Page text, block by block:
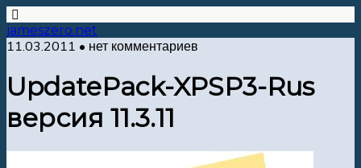
jameszero.net
11.03.2011 • нет комментариев
UpdatePack-XPSP3-Rus
версия 11.3.11